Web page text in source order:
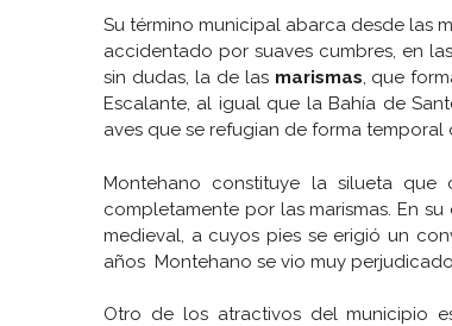
Su término municipal abarca desde las
accidentado por suaves cumbres, en
sin dudas, la de las marismas, que
Escalante, al igual que la Bahía de
aves que se refugian de forma temporal
Montehano constituye la silueta
completamente por las marismas. En
medieval, a cuyos pies se erigió un
años Montehano se vio muy
Otro de los atractivos del municipio